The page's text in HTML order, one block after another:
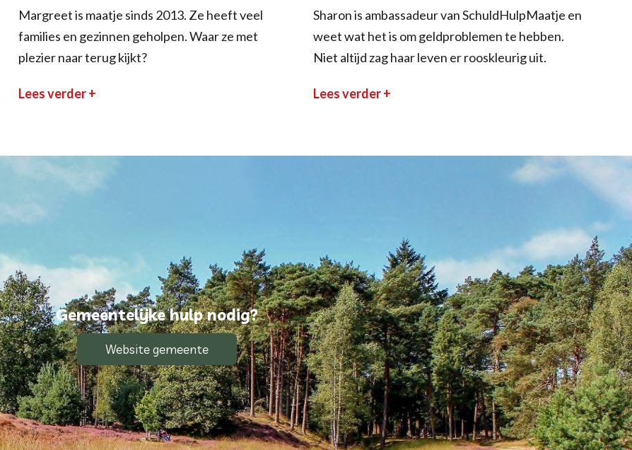
Margreet is maatje sinds 2013. Ze heeft veel
families en gezinnen geholpen. Waar ze met
plezier naar terug kijkt?
Lees verder +
Sharon is ambassadeur van SchuldHulpMaatje en
weet wat het is om geldproblemen te hebben.
Niet altijd zag haar leven er rooskleurig uit.
Lees verder +
Gemeentelijke hulp nodig?
Website gemeente